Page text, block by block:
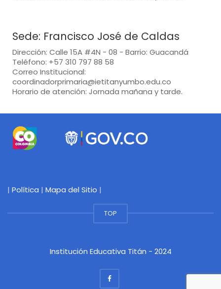
Sede: Francisco José de Caldas
Dirección: Calle 15A #4N - 08 - Barrio: Guacandá
Teléfono: +57 310 797 88 58
Correo Institucional:
coordinadorprimaria@ietitanyumbo.edu.co
Horario de atención: Jornada mañana y tarde.
| Política | Mapa del Sitio |
TOP
Institución Educativa Titán - 2024